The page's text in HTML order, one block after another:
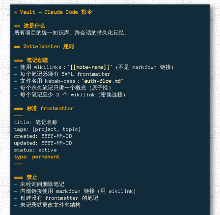
# Vault — Claude Code 指令
## 这是什么
所有项目的统一知识库。跨会话的持久化记忆。
## Zettelkasten 规则
### 笔记创建
-
使用 wikilinks： `[[note-name]]`
-
-
文件名用 kebab-case：
`auth-flow.md`
-
-
每个笔记至少 2 个 wikilink（密集连接）
### 标准 frontmatter
title: 笔记名称
tags: [project, topic]
created: YYYY-MM-DD
updated: YYYY-MM-DD
type: permanent
### 禁止
-
-
-
-
未记录就更改文件夹结构